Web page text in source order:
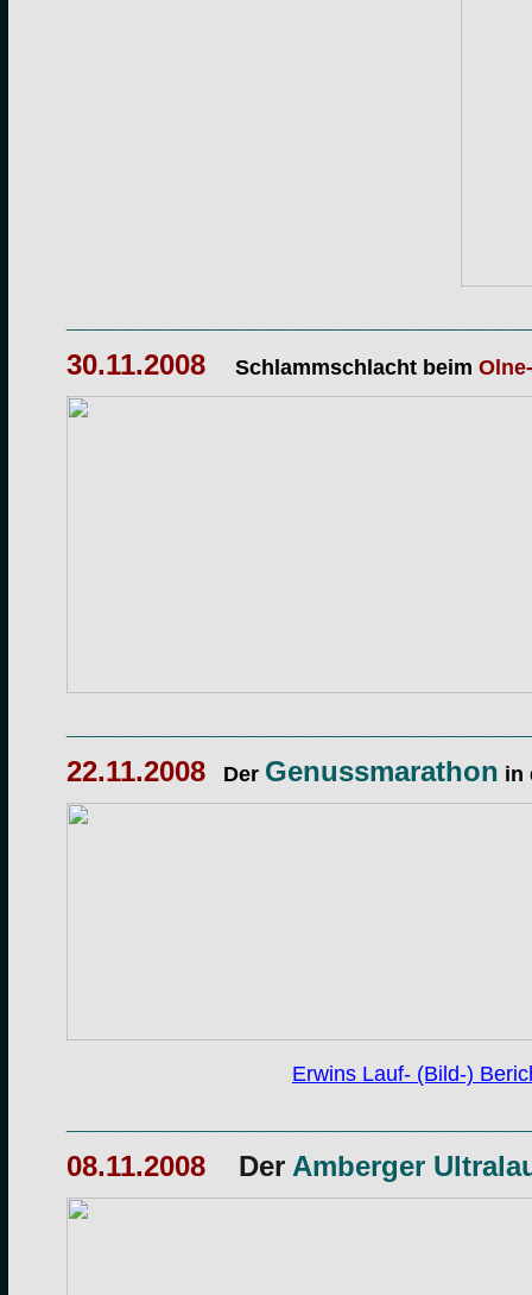
30.11.2008
Schlammschlacht beim
22.11.2008
Der Genussmarathon in
Erwins Lauf- (Bild-)
08.11.2008
DerAmberger